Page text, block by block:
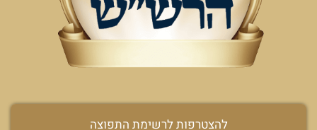
להצטרפות לרשימת התפוצה